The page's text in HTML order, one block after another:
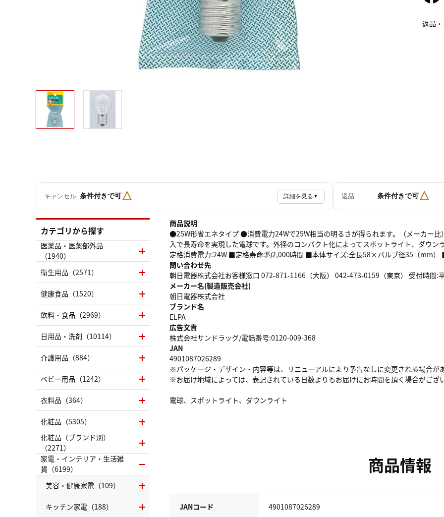
返品
キャンセル 条件付きで可△ 詳細を見る ▼ 返品 条件付きで可△
商品説明
●25W形省エネタイプ ●消費電力24Wで25W相当の明るさが得られます。（メーカー
入で長寿命を実現した電球です。外径のコンパクト化によってスポットライト、ダウ
定格消費電力:24W ■定格寿命:約2,000時間 ■本体サイズ:全長58×バルブ径35（mm
問い合わせ先
朝日電器株式会社お客様窓口 072-871-1166（大阪） 042-473-0159（東京） 受付時間
メーカー名(製造販売会社)
朝日電器株式会社
ブランド名
ELPA
広告文責
株式会社サンドラッグ/電話番号:0120-009-368
JAN
4901087026289
※パッケージ・デザイン・内容等は、リニューアルにより予告なしに変更される場合が
※お届け地域によっては、表記されている日数よりもお届けにお時間を頂く場合がござ
電球、スポットライト、ダウンライト
商品情報
JANコード 4901087026289
カテゴリから探す
医薬品・医薬部外品
（1940）
衛生用品（2571）
健康食品（1520）
飲料・食品（2969）
日用品・洗剤（10114）
介護用品（884）
ベビー用品（1242）
衣料品（364）
化粧品（5305）
化粧品（ブランド別）
（2271）
家電・インテリア・生活雑
貨（6199）
美容・健康家電（109）
キッチン家電（188）